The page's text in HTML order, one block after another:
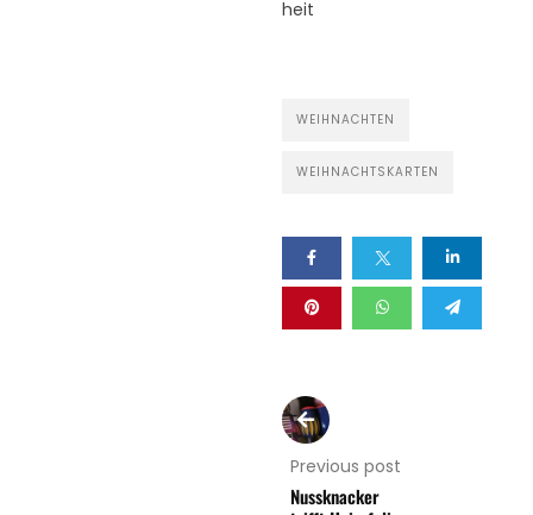
heit
WEIHNACHTEN
WEIHNACHTSKARTEN
Previous post
Nussknacker